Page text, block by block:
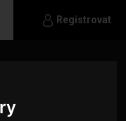
Registrovat